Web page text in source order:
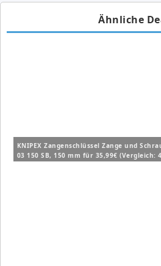
Ähnliche
KNIPEX Zangenschlüssel Zange und
03 150 SB, 150 mm für 35,99€ (Vergleich: